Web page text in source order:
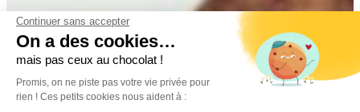
Continuer sans accepter
On a des cookies…
mais pas ceux au chocolat !
Promis, on ne piste pas votre vie privée pour
rien ! Ces petits cookies nous aident à :